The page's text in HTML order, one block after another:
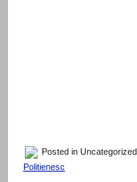
Posted in Uncategorized
Politienesc